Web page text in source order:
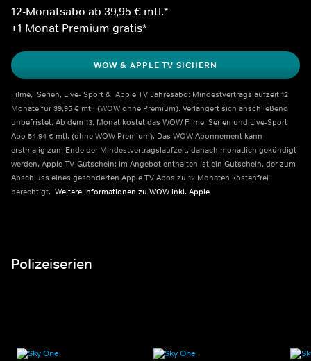
12-Monatsabo ab 39,95 € mtl.*
+1 Monat Premium gratis*
WOW & APPLE TV SICHERN
Filme,  Serien, Live- Sport &  Apple TV Jahresabo: Mindestvertragslaufzeit 12
Monate für 39,95 € mtl. (WOW ohne Premium). Verlängert sich anschließend
unbefristet. Ab dem 13. Monat kostet das WOW Filme, Serien und Live-Sport
Abo 54,94 € mtl. (ohne WOW Premium). Das WOW Abonnement kann
erstmalig zum Ende der Mindestvertragslaufzeit, danach monatlich gekündigt
werden. Apple TV-Gutschein: Im Angebot enthalten ist ein Gutschein, der zum
Abschluss eines gesonderten Apple TV Abos zu 12 Monaten kostenfrei
berechtigt. Weitere Informationen zu WOW inkl. Apple
Polizeiserien